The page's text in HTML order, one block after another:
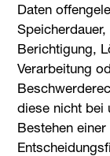
Daten
Berichtigung,
Verarbeitung
diese nicht bei
Bestehen